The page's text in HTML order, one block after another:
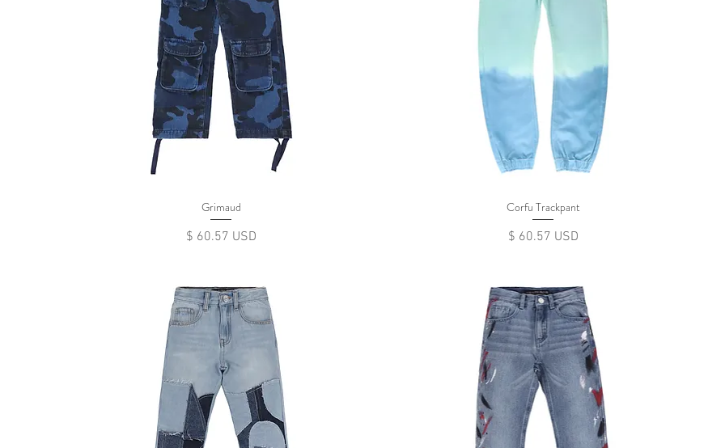
Grimaud
Цена
$ 60.57 USD
Corfu Trackpant
Цена
$ 60.57 USD